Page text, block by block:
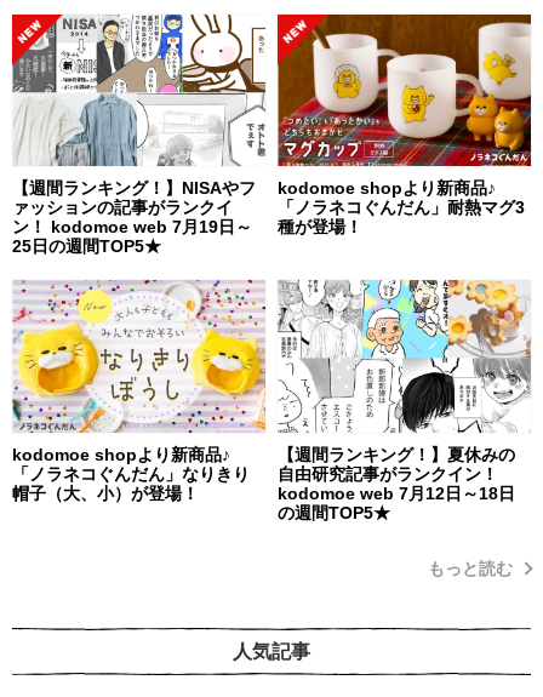
【週間ランキング！】NISAやフ
ァッションの記事がランクイ
ン！ kodomoe web 7月19日～
25日の週間TOP5★
kodomoe shopより新商品♪
「ノラネコぐんだん」耐熱マグ3
種が登場！
kodomoe shopより新商品♪
「ノラネコぐんだん」なりきり
帽子（大、小）が登場！
【週間ランキング！】夏休みの
自由研究記事がランクイン！
kodomoe web 7月12日～18日
の週間TOP5★
もっと読む
人気記事